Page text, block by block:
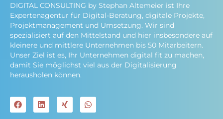
DIGITAL CONSULTING by Stephan Altemeier ist Ihre
Expertenagentur für Digital-Beratung, digitale Projekte,
Projektmanagement und Umsetzung. Wir sind
spezialisiert auf den Mittelstand und hier insbesondere auf
kleinere und mittlere Unternehmen bis 50 Mitarbeitern.
Unser Ziel ist es, Ihr Unternehmen digital fit zu machen,
damit Sie möglichst viel aus der Digitalisierung
herausholen können.